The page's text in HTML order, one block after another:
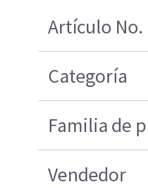
Artículo No.
Categoría
Familia de
Vendedor